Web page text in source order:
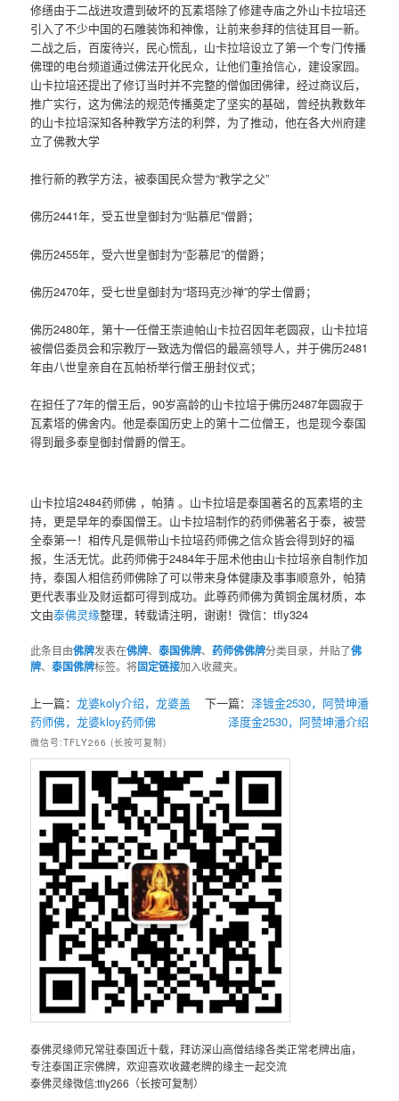
修缮由于二战进攻遭到破坏的瓦素塔除了修建寺庙之外山卡拉培还
引入了不少中国的石雕装饰和神像，让前来参拜的信徒耳目一新。
二战之后，百废待兴，民心慌乱，山卡拉培设立了第一个专门传播
佛理的电台频道通过佛法开化民众，让他们重拾信心，建设家园。
山卡拉培还提出了修订当时并不完整的僧伽团佛律，经过商议后，
推广实行，这为佛法的规范传播奠定了坚实的基础，曾经执教数年
的山卡拉培深知各种教学方法的利弊，为了推动，他在各大州府建
立了佛教大学
推行新的教学方法，被泰国民众誉为“教学之父”
佛历2441年，受五世皇御封为“贴慕尼”僧爵；
佛历2455年，受六世皇御封为“彭慕尼”的僧爵；
佛历2470年，受七世皇御封为“塔玛克沙禅”的学士僧爵；
佛历2480年，第十一任僧王崇迪帕山卡拉召因年老圆寂，山卡拉培
被僧侣委员会和宗教厅一致选为僧侣的最高领导人，并于佛历2481
年由八世皇亲自在瓦帕桥举行僧王册封仪式；
在担任了7年的僧王后，90岁高龄的山卡拉培于佛历2487年圆寂于
瓦素塔的佛舍内。他是泰国历史上的第十二位僧王，也是现今泰国
得到最多泰皇御封僧爵的僧王。
山卡拉培2484药师佛 ，帕猜 。山卡拉培是泰国著名的瓦素塔的主
持，更是早年的泰国僧王。山卡拉培制作的药师佛著名于泰，被誉
全泰第一！相传凡是佩带山卡拉培药师佛之信众皆会得到好的福
报，生活无忧。此药师佛于2484年于屈术他由山卡拉培亲自制作加
持，泰国人相信药师佛除了可以带来身体健康及事事顺意外，帕猜
更代表事业及财运都可得到成功。此尊药师佛为黄铜金属材质，本
文由泰佛灵缘整理，转载请注明，谢谢！微信：tfly324
此条目由佛牌发表在佛牌、泰国佛牌、药师佛佛牌分类目录，并贴了佛
牌、泰国佛牌标签。将固定链接加入收藏夹。
上一篇：龙婆koly介绍，龙婆盖
药师佛，龙婆kloy药师佛
下一篇： 泽镀金2530，阿赞坤潘
泽度金2530，阿赞坤潘介绍
微信号:TFLY266 (长按可复制)
泰佛灵缘师兄常驻泰国近十载，拜访深山高僧结缘各类正常老牌出庙，
专注泰国正宗佛牌，欢迎喜欢收藏老牌的缘主一起交流
泰佛灵缘微信:tfly266（长按可复制）